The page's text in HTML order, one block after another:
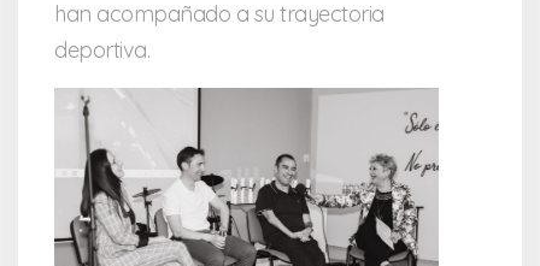
han acompañado a su trayectoria
deportiva.